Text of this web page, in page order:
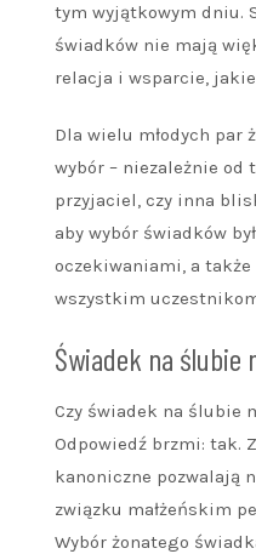
tym wyjątkowym dniu.
świadków nie mają
relacja i wsparcie,
Dla wielu młodych par
wybór – niezależnie od
przyjaciel, czy inna
aby wybór świadków
oczekiwaniami, a
wszystkim
Świadek na ślubie
Czy świadek na ślubie
Odpowiedź brzmi: tak.
kanoniczne pozwalają
związku małżeńskim
Wybór żonatego